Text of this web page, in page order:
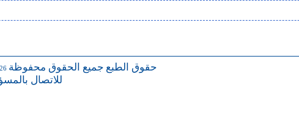
حقوق الطبع جميع الحقوق محفوظة
للاتصال